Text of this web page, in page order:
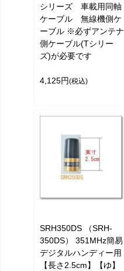
シリーズ 車載用同軸
ケーブル 無線機側ケ
ーブル ※必ずアンテナ
側ケーブル(Tシリー
ズ)が必要です
4,125円(税込)
SRH350DS （SRH-
350DS） 351MHz簡易
デジタルハンディー用
【長さ2.5cm】【ゆ】